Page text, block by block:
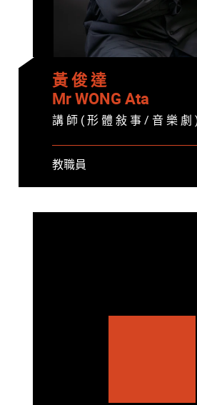
黃 俊 達
Mr WONG Ata
講 師 ( 形 體 敍 事 / 音 樂 劇
教職員